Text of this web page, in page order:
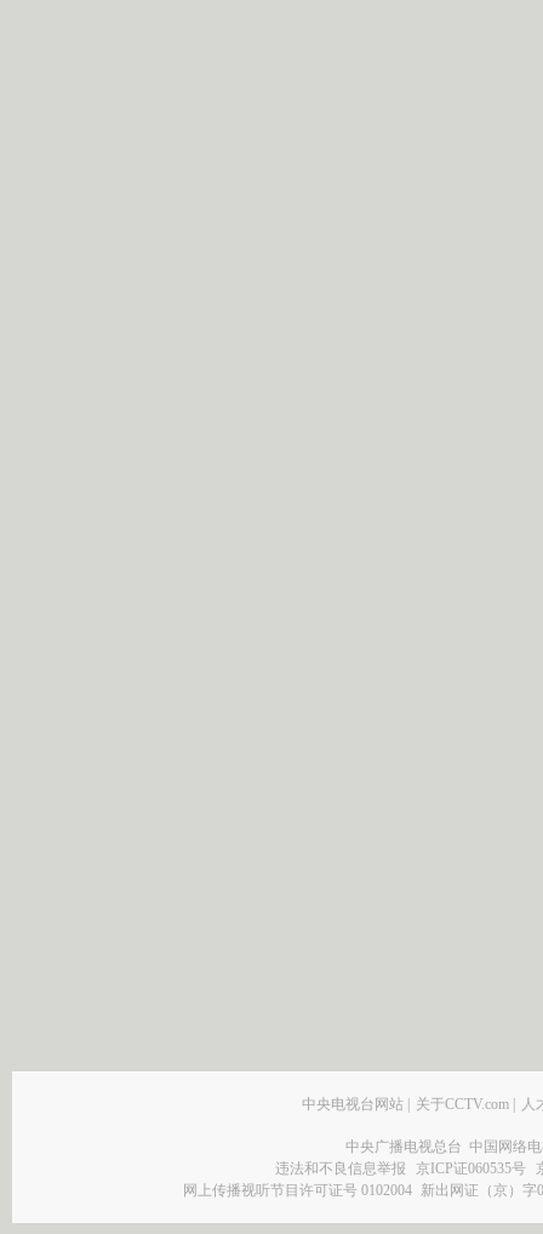
中央电视台网站 关于CCTV.com 人
中央广播电视总台 中国网络
违法和不良信息举报
京ICP证060535号
网上传播视听节目许可证号 0102004 新出网证（京）